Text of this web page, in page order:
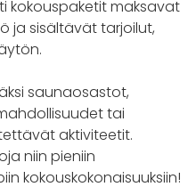
kokouspaketit maksavat
ja sisältävät tarjoilut,
saunaosastot,
tai
aktiviteetit.
niin pieniin
kokouskokonaisuuksiin!